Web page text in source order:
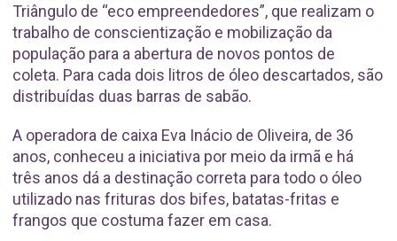
Triângulo de “eco empreendedores”, que realizam o
trabalho de conscientização e mobilização da
população para a abertura de novos pontos de
coleta. Para cada dois litros de óleo descartados, são
distribuídas duas barras de sabão.
A operadora de caixa Eva Inácio de Oliveira, de 36
anos, conheceu a iniciativa por meio da irmã e há
três anos dá a destinação correta para todo o óleo
utilizado nas frituras dos bifes, batatas-fritas e
frangos que costuma fazer em casa.